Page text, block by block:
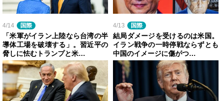
4/14 国際
「米軍がイラン上陸なら台湾の半
導体工場を破壊する」。習近平の
脅しに怯むトランプと米…
4/13 国際
結局ダメージを受けるのは米国。
イラン戦争の一時停戦ならずとも
中国のイメージに傷がつ…